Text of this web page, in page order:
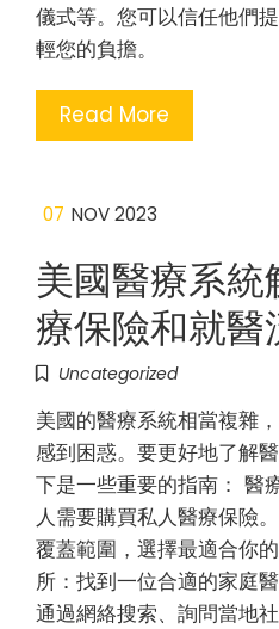
儀式等。您可以信任他們
輕您的負擔。
Read More
07 NOV 2023
美國醫療系
療保險和就醫
Uncategorized
美國的醫療系統相當複雜
感到困惑。要更好地了解
下是一些重要的指南： 醫
人需要購買私人醫療保險
覆蓋範圍，選擇最適合你
所：找到一位合適的家庭
通過網絡搜索、詢問當地